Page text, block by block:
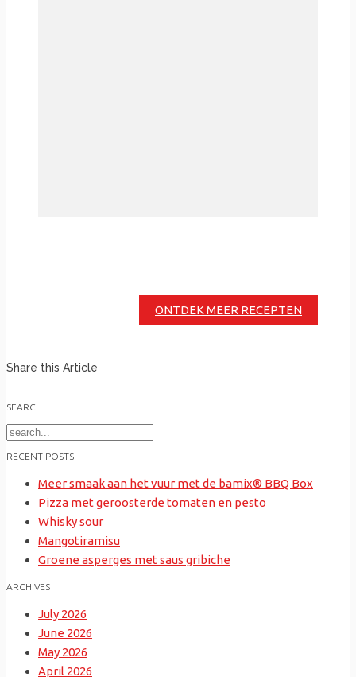
ONTDEK MEER RECEPTEN
Share this Article
SEARCH
Search
RECENT POSTS
Meer smaak aan het vuur met de bamix® BBQ Box
Pizza met geroosterde tomaten en pesto
Whisky sour
Mangotiramisu
Groene asperges met saus gribiche
ARCHIVES
July 2026
June 2026
May 2026
April 2026